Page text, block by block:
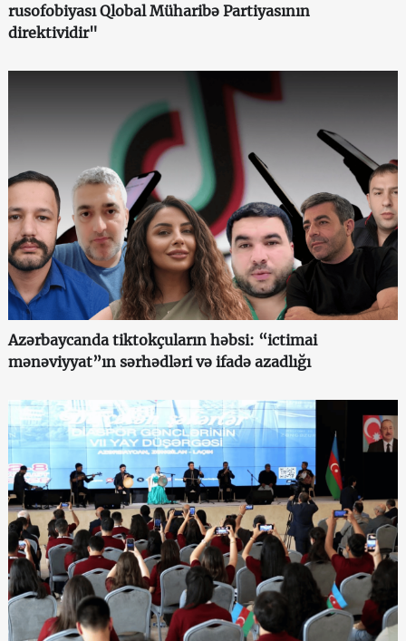
rusofobiyası Qlobal Müharibə Partiyasının
direktividir"
Azərbaycanda tiktokçuların həbsi: “ictimai
mənəviyyat”ın sərhədləri və ifadə azadlığı